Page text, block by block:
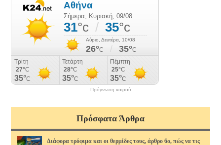
Πρόγνωση καιρού
Πρόσφατα Άρθρα
Διάφορα τρόφιμα και οι θερμίδες τους, άρθρο 6ο, πώς να τις